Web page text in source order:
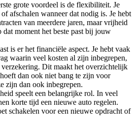
grote voordeel is de flexibiliteit. Je
afschalen wanneer dat nodig is. Je hebt
van meerdere jaren, maar vrijheid
dat moment het beste past bij jouw
is er het financiële aspect. Je hebt vaak
waarin veel kosten al zijn inbegrepen,
verzekering. Dit maakt het overzichtelijk
dan ook niet bang te zijn voor
zijn dan ook inbegrepen.
speelt een belangrijke rol. In veel
korte tijd een nieuwe auto regelen.
schakelen voor een nieuwe opdracht of